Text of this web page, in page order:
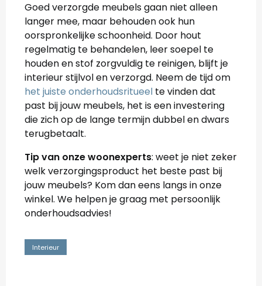
Goed verzorgde meubels gaan niet alleen
langer mee, maar behouden ook hun
oorspronkelijke schoonheid. Door hout
regelmatig te behandelen, leer soepel te
houden en stof zorgvuldig te reinigen, blijft je
interieur stijlvol en verzorgd. Neem de tijd om
het juiste onderhoudsritueel te vinden dat
past bij jouw meubels, het is een investering
die zich op de lange termijn dubbel en dwars
terugbetaalt.
Tip van onze woonexperts: weet je niet zeker
welk verzorgingsproduct het beste past bij
jouw meubels? Kom dan eens langs in onze
winkel. We helpen je graag met persoonlijk
onderhoudsadvies!
Interieur